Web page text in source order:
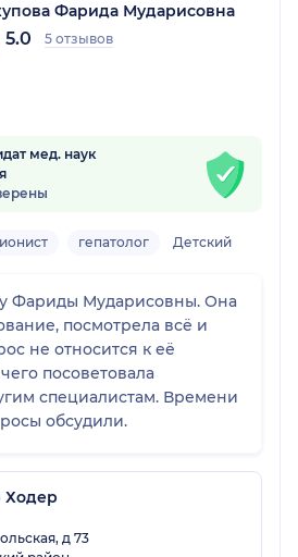
Фарида Мударисовна
5.0 5 отзывов
мед. наук
гепатолог Детский
Фариды Мударисовны. Она
посмотрела всё и
не относится к её
посоветовала
специалистам. Времени
обсудили.
Ходер
д 73